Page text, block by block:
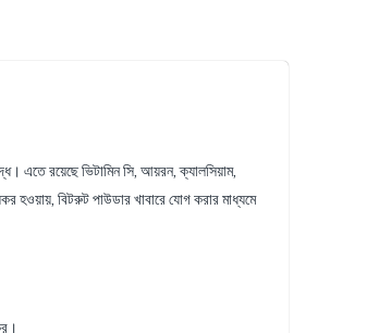
এতে রয়েছে ভিটামিন সি, আয়রন, ক্যালসিয়াম,
হওয়ায়, বিটরুট পাউডার খাবারে যোগ করার মাধ্যমে